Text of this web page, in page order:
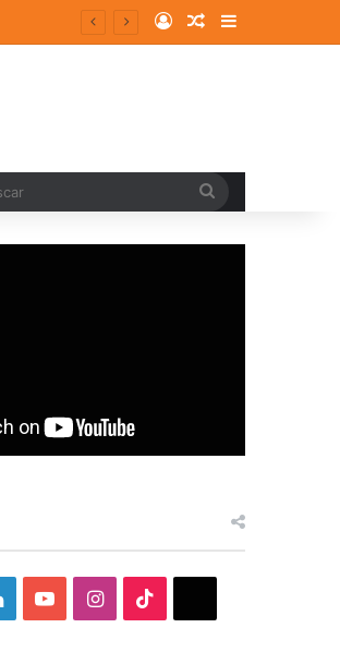
Log InRandom Article
Sidebar
LinkedInYouTubeInstagram